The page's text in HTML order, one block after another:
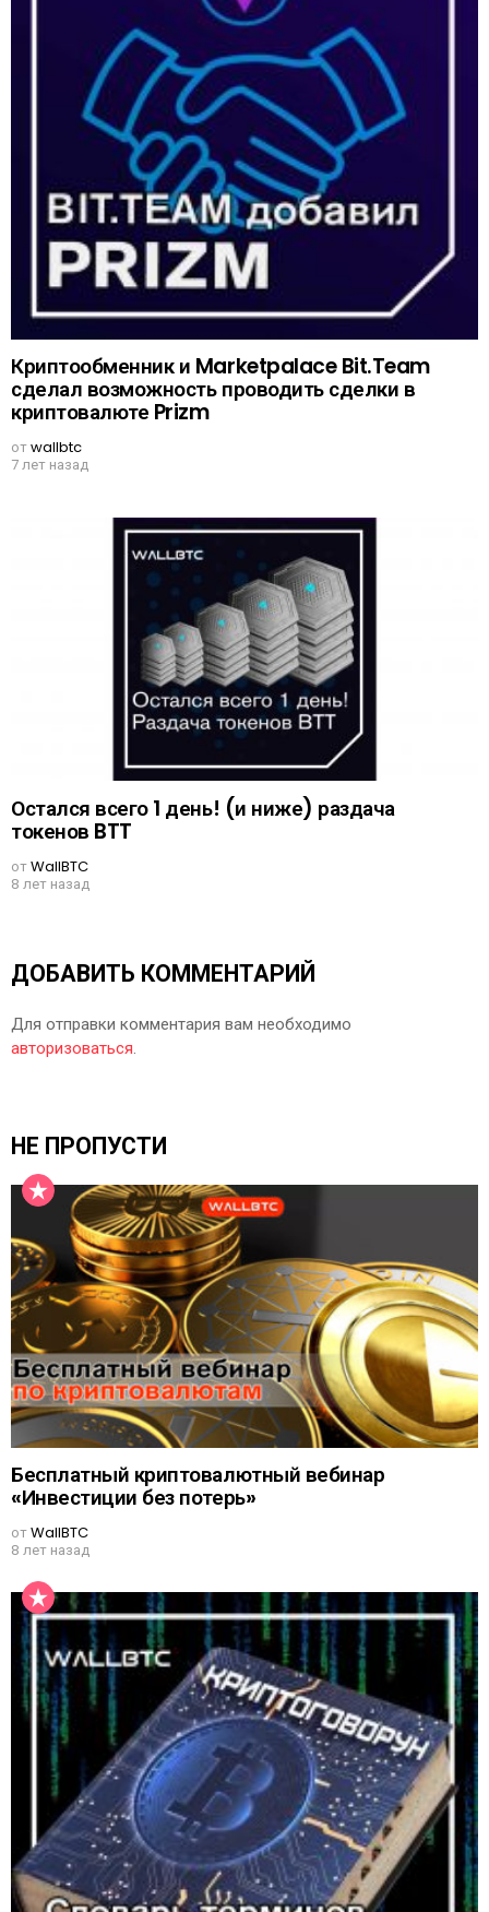
Криптообменник и Marketpalace Bit.Team
сделал возможность проводить сделки в
криптовалюте Prizm
отwallbtc
7 лет назад
Остался всего 1 день! (и ниже) раздача
токенов BTT
отWallBTC
8 лет назад
ДОБАВИТЬ КОММЕНТАРИЙ
Для отправки комментария вам необходимо
авторизоваться.
НЕ ПРОПУСТИ
Бесплатный криптовалютный вебинар
«Инвестиции без потерь»
отWallBTC
8 лет назад